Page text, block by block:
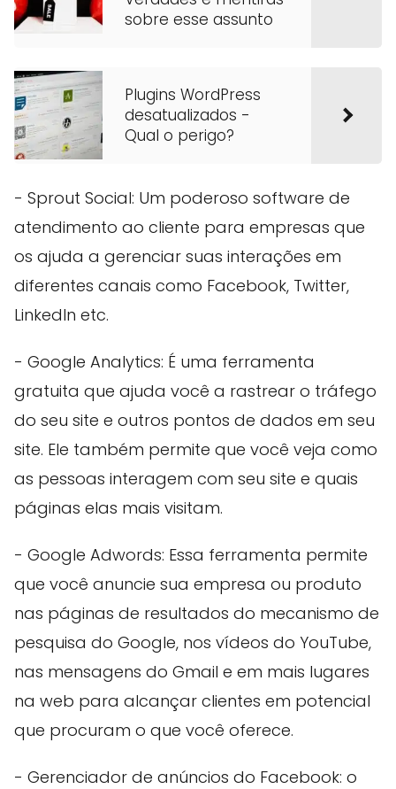
sobre esse assunto
Plugins WordPress
desatualizados -
Qual o perigo?
- Sprout Social: Um poderoso software de
atendimento ao cliente para empresas que
os ajuda a gerenciar suas interações em
diferentes canais como Facebook, Twitter,
LinkedIn etc.
- Google Analytics: É uma ferramenta
gratuita que ajuda você a rastrear o tráfego
do seu site e outros pontos de dados em seu
site. Ele também permite que você veja como
as pessoas interagem com seu site e quais
páginas elas mais visitam.
- Google Adwords: Essa ferramenta permite
que você anuncie sua empresa ou produto
nas páginas de resultados do mecanismo de
pesquisa do Google, nos vídeos do YouTube,
nas mensagens do Gmail e em mais lugares
na web para alcançar clientes em potencial
que procuram o que você oferece.
- Gerenciador de anúncios do Facebook: o